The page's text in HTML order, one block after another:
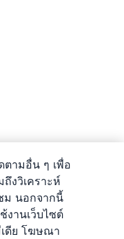
ตามอื่น ๆ เพื่อ
งวิเคราะห์
ม นอกจากนี้
งานเว็บไซต์
ดีย โฆษณา